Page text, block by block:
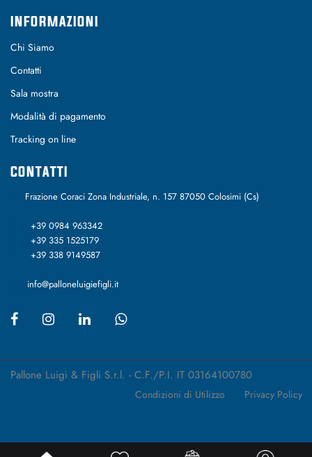
INFORMAZIONI
Chi Siamo
Contatti
Sala mostra
Modalità di pagamento
Tracking on line
CONTATTI
Frazione Coraci Zona Industriale, n. 157 87050 Colosimi (Cs)
+39 0984 963342
+39 335 1525179
+39 338 9149587
info@palloneluigiefigli.it
Pallone Luigi & Figli S.r.l. - C.F./P.I. IT 03164100780
Condizioni di Utilizzo Privacy Policy